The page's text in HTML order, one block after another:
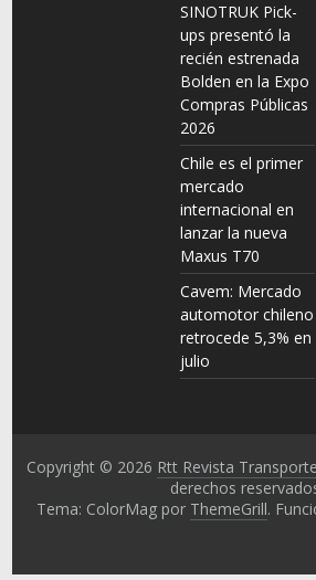
SINOTRUK Pick-
ups presentó la
recién estrenada
Bolden en la Expo
Compras Públicas
2026
Chile es el primer
mercado
internacional en
lanzar la nueva
Maxus T70
Cavem: Mercado
automotor chileno
retrocede 5,3% en
julio
Copyright © 2026 Rtt Revista
derechos
Tema: ColorMag por ThemeGrill.